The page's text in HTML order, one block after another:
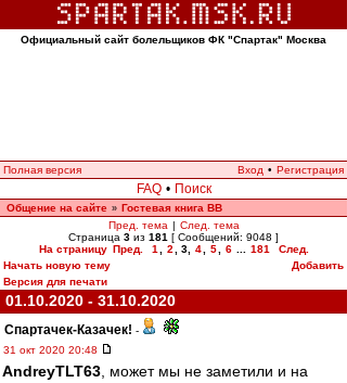
Официальный сайт болельщиков ФК "Спартак" Москва
Полная версия Вход • Регистрация
FAQ • Поиск
Общение на сайте » Гостевая книга ВВ
Пред. тема | След. тема
Страница 3 из 181 [ Сообщений: 9048 ]
На страницу Пред. 1 2 3, 4 5 6 181
След.
Начать новую тему
Добавить
Версия для печати
01.10.2020 - 31.10.2020
Спартачек-Казачек! -
31 окт 2020 20:48
AndreyTLT63 , может мы не заметили и на